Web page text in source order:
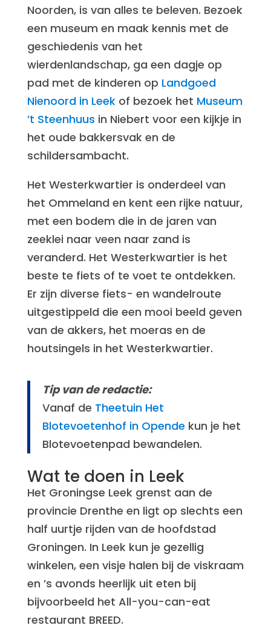
Noorden, is van alles te beleven. Bezoek
een museum en maak kennis met de
geschiedenis van het
wierdenlandschap, ga een dagje op
pad met de kinderen op Landgoed
Nienoord in Leekof bezoek het Museum
’t Steenhuus in Niebert voor een kijkje in
het oude bakkersvak en de
schildersambacht.
Het Westerkwartier is onderdeel van
het Ommeland en kent een rijke natuur,
met een bodem die in de jaren van
zeeklei naar veen naar zand is
veranderd. Het Westerkwartier is het
beste te fiets of te voet te ontdekken.
Er zijn diverse fiets- en wandelroute
uitgestippeld die een mooi beeld geven
van de akkers, het moeras en de
houtsingels in het Westerkwartier.
Tip van de redactie:
Vanaf de Theetuin Het
Blotevoetenhof in Opende kun je het
Blotevoetenpad bewandelen.
Wat te doen in Leek
Het Groningse Leek grenst aan de
provincie Drenthe en ligt op slechts een
half uurtje rijden van de hoofdstad
Groningen. In Leek kun je gezellig
winkelen, een visje halen bij de viskraam
en ’s avonds heerlijk uit eten bij
bijvoorbeeld het All-you-can-eat
restaurant BREED.